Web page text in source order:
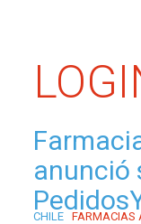
anunció
CHILE FARMACIAS